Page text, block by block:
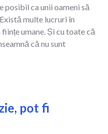
posibil ca unii oameni să
multe lucruri în
umane. Și cu toate că
că nu sunt
pot fi